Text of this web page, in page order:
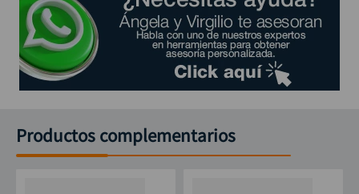
Productos complementarios